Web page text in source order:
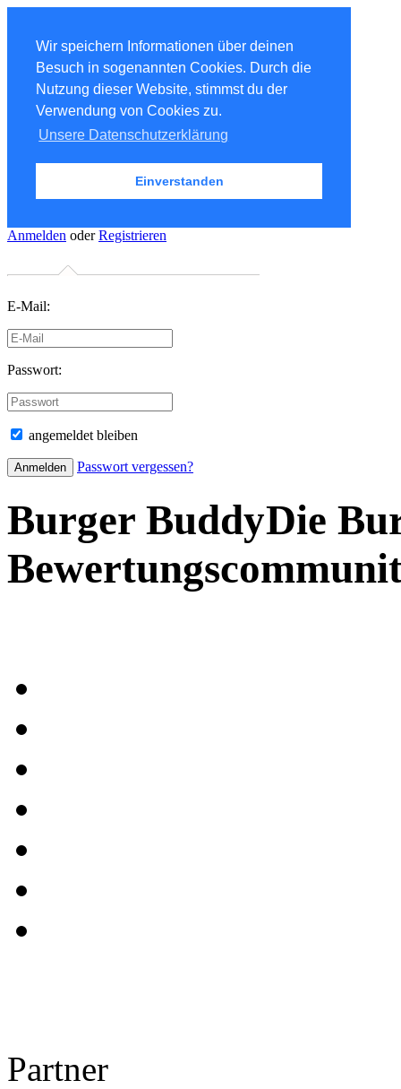
Wir speichern Informationen über deinen
Besuch in sogenannten Cookies. Durch die
Nutzung dieser Website, stimmst du der
Verwendung von Cookies zu.
Unsere Datenschutzerklärung
Einverstanden
Anmelden oder Registrieren
E-Mail:
Passwort:
angemeldet bleiben
Passwort vergessen?
Burger BuddyDie
Partner